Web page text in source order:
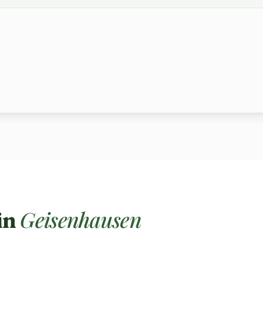
Geisenhausen